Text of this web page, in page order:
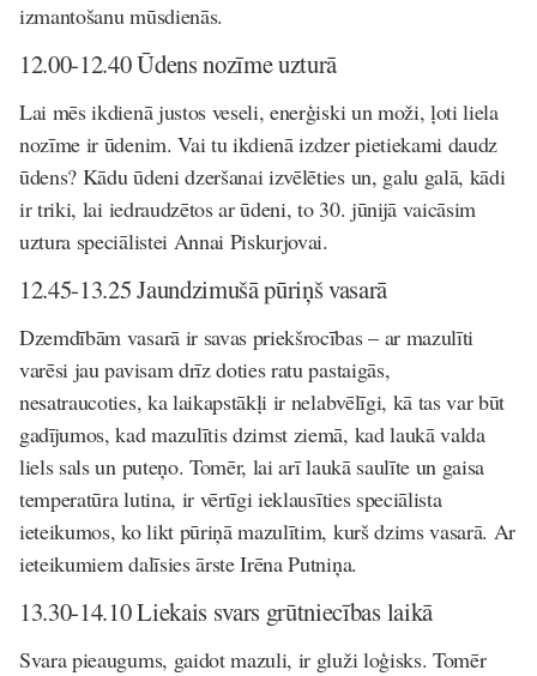
izmantošanu mūsdienās.
12.00-12.40 Ūdens nozīme uzturā
Lai mēs ikdienā justos veseli, enerģiski un moži, ļoti liela
nozīme ir ūdenim. Vai tu ikdienā izdzer pietiekami daudz
ūdens? Kādu ūdeni dzeršanai izvēlēties un, galu galā, kādi
ir triki, lai iedraudzētos ar ūdeni, to 30. jūnijā vaicāsim
uztura speciālistei Annai Piskurjovai.
12.45-13.25 Jaundzimušā pūriņš vasarā
Dzemdībām vasarā ir savas priekšrocības – ar mazulīti
varēsi jau pavisam drīz doties ratu pastaigās,
nesatraucoties, ka laikapstākļi ir nelabvēlīgi, kā tas var būt
gadījumos, kad mazulītis dzimst ziemā, kad laukā valda
liels sals un puteņo. Tomēr, lai arī laukā saulīte un gaisa
temperatūra lutina, ir vērtīgi ieklausīties speciālista
ieteikumos, ko likt pūriņā mazulītim, kurš dzims vasarā. Ar
ieteikumiem dalīsies ārste Irēna Putniņa.
13.30-14.10 Liekais svars grūtniecības laikā
Svara pieaugums, gaidot mazuli, ir gluži loģisks. Tomēr